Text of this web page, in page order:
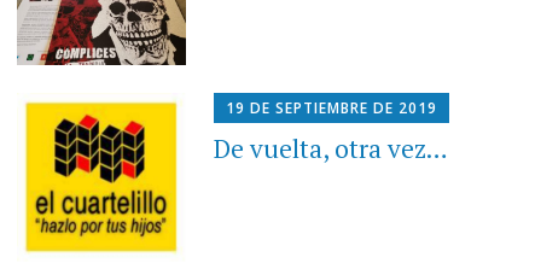
19 DE SEPTIEMBRE DE 2019
De vuelta, otra vez…